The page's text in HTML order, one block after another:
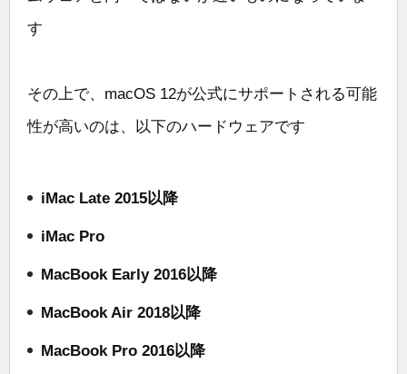
す
その上で、macOS 12が公式にサポートされる可能
性が高いのは、以下のハードウェアです
iMac Late 2015以降
iMac Pro
MacBook Early 2016以降
MacBook Air 2018以降
MacBook Pro 2016以降